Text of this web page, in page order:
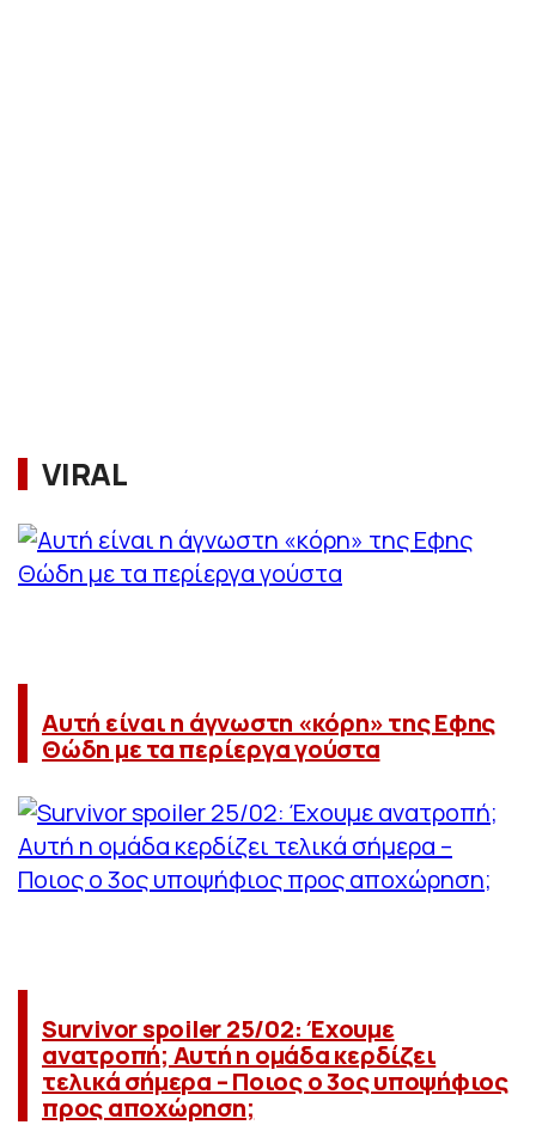
VIRAL
Αυτή είναι η άγνωστη «κόρη» της Εφης
Θώδη με τα περίεργα γούστα
Survivor spoiler 25/02: Έχουμε
ανατροπή; Αυτή η ομάδα κερδίζει
τελικά σήμερα – Ποιος ο 3ος υποψήφιος
προς αποχώρηση;